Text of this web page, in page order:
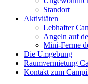
Standort
Aktivitäten
Lebhafter
Angeln auf
Mini-Ferme
Die Umgebung
Raumvermietung
Kontakt zum